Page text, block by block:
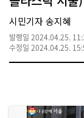
울
시
대
표
소
통
포
시민기자 송지혜
발행일 2024.04.25.
수정일 2024.04.25.